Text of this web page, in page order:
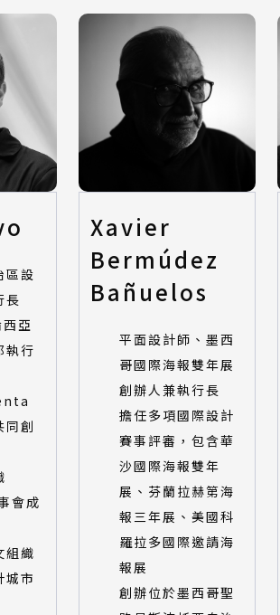
區設
長
亞
執行
同創
會成
組織
城市
Xavier
Bermúdez
Bañuelos
平面設計師、墨西
哥國際海報雙年展
創辦人兼執行長
擔任多項國際設計
賽事評審，包含華
沙國際海報雙年
展、芬蘭拉赫第海
報三年展、美國科
羅拉多國際邀請海
報展
創辦位於墨西哥聖